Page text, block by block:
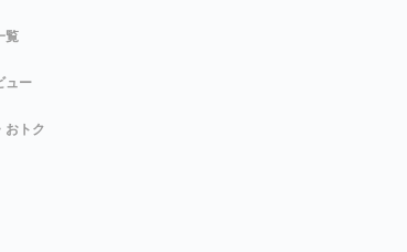
覧
ュー
おトク